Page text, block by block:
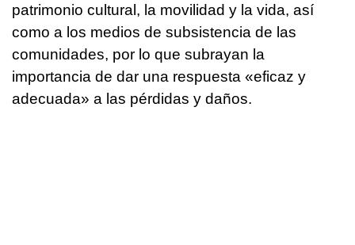
patrimonio cultural, la movilidad y la vida, así
como a los medios de subsistencia de las
comunidades, por lo que subrayan la
importancia de dar una respuesta «eficaz y
adecuada» a las pérdidas y daños.